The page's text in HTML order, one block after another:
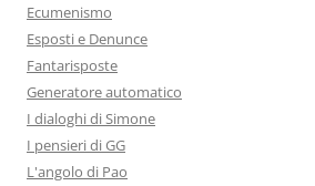
Ecumenismo
Esposti e Denunce
Fantarisposte
Generatore automatico
I dialoghi di Simone
I pensieri di GG
L'angolo di Pao